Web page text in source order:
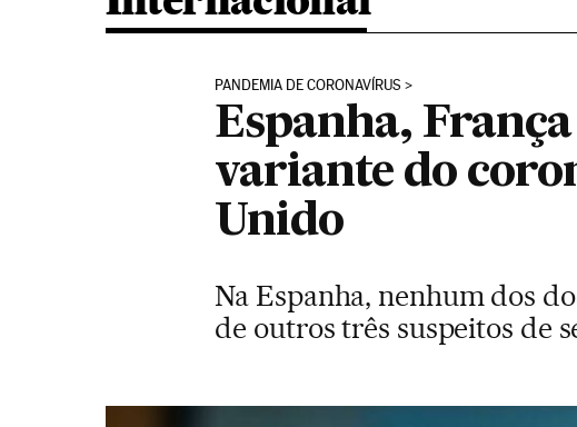
PANDEMIA DE CORONAVÍRUS
Espanha,
variante do
Unido
Na Espanha, nenhum dos
de outros três suspeitos de